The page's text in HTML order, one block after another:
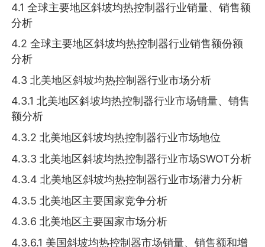
4.1 全球主要地区斜坡均热控制器行业销量、销售额
分析
4.2 全球主要地区斜坡均热控制器行业销售额份额
分析
4.3 北美地区斜坡均热控制器行业市场分析
4.3.1 北美地区斜坡均热控制器行业市场销量、销售
额分析
4.3.2 北美地区斜坡均热控制器行业市场地位
4.3.3 北美地区斜坡均热控制器行业市场SWOT分析
4.3.4 北美地区斜坡均热控制器行业市场潜力分析
4.3.5 北美地区主要国家竞争分析
4.3.6 北美地区主要国家市场分析
4.3.6.1 美国斜坡均热控制器市场销量、销售额和增